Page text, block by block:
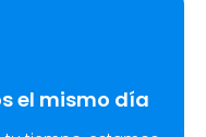
el mismo día